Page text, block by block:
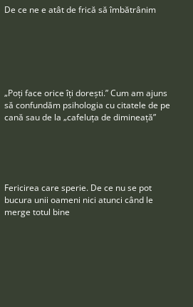
De ce ne e atât de frică să îmbătrânim
„Poţi face orice îţi doreşti.” Cum am ajuns
să confundăm psihologia cu citatele de pe
cană sau de la „cafeluţa de dimineaţă”
Fericirea care sperie. De ce nu se pot
bucura unii oameni nici atunci când le
merge totul bine